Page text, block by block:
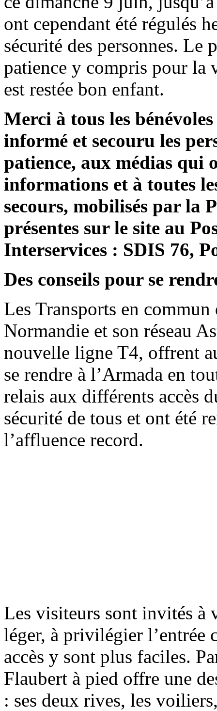
ont cependant été régulés
sécurité des personnes. Le
patience y compris pour la
est restée bon enfant.
Merci à tous les
informé et secouru les
patience, aux médias qui
informations et à toutes
secours, mobilisés par la
présentes sur le site au
Interservices : SDIS 76,
Des conseils pour se
Les Transports en
Normandie et son réseau
nouvelle ligne T4, offrent
se rendre à l’Armada en
relais aux différents accès
sécurité de tous et ont été
l’affluence record.
Les visiteurs sont invités à
léger, à privilégier l’entrée
accès y sont plus faciles.
Flaubert à pied offre une
: ses deux rives, les